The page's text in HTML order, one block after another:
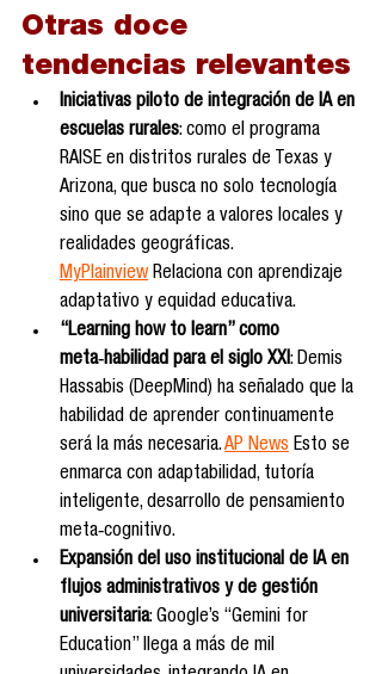
Otras doce
tendencias relevantes
Iniciativas piloto de integración de IA en
escuelas rurales: como el programa
RAISE en distritos rurales de Texas y
Arizona, que busca no solo tecnología
sino que se adapte a valores locales y
realidades geográficas.
MyPlainview Relaciona con aprendizaje
adaptativo y equidad educativa.
“Learning how to learn” como
meta‑habilidad para el siglo XXI: Demis
Hassabis (DeepMind) ha señalado que la
habilidad de aprender continuamente
será la más necesaria. AP News Esto se
enmarca con adaptabilidad, tutoría
inteligente, desarrollo de pensamiento
meta‑cognitivo.
Expansión del uso institucional de IA en
flujos administrativos y de gestión
universitaria: Google’s “Gemini for
Education” llega a más de mil